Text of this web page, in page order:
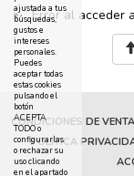
Error al acceder
CONDICIONES DE VENTA
POLÍTICA
ajustada a tus
búsquedas,
gustos e
intereses
personales.
Puedes
aceptar todas
estas cookies
pulsando el
botón
ACEPTA
TODO o
configurarlas
o rechazar su
uso clicando
en el apartado